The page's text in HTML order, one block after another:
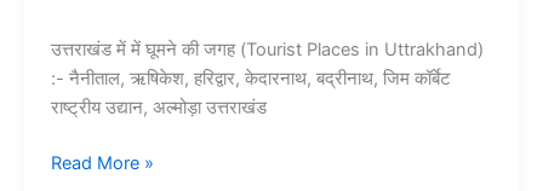
उत्तराखंड में में घूमने की जगह (Tourist Places in Uttrakhand)
:- नैनीताल, ऋषिकेश, हरिद्वार, केदारनाथ, बद्रीनाथ, जिम कॉर्बेट
राष्ट्रीय उद्यान, अल्मोड़ा उत्तराखंड
10+
Read More »